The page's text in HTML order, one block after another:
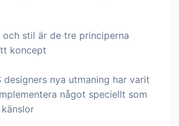
stil är de tre principerna
koncept
designers nya utmaning har varit
något speciellt som